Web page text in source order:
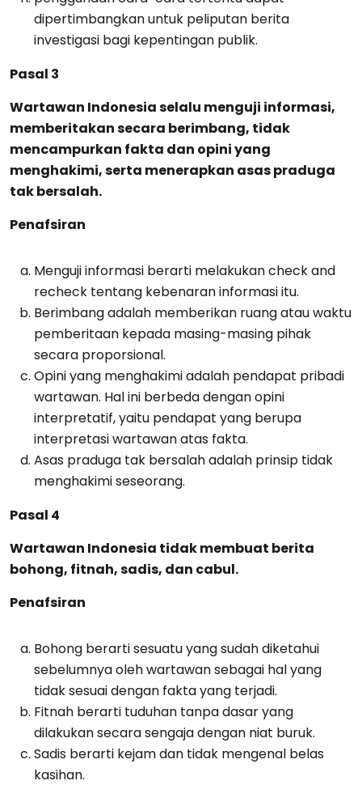
dipertimbangkan untuk peliputan berita
investigasi bagi kepentingan publik.
Pasal 3
Wartawan Indonesia selalu menguji informasi,
memberitakan secara berimbang, tidak
mencampurkan fakta dan opini yang
menghakimi, serta menerapkan asas praduga
tak bersalah.
Penafsiran
Menguji informasi berarti melakukan check and
recheck tentang kebenaran informasi itu.
Berimbang adalah memberikan ruang atau waktu
pemberitaan kepada masing-masing pihak
secara proporsional.
Opini yang menghakimi adalah pendapat pribadi
wartawan. Hal ini berbeda dengan opini
interpretatif, yaitu pendapat yang berupa
interpretasi wartawan atas fakta.
Asas praduga tak bersalah adalah prinsip tidak
menghakimi seseorang.
Pasal 4
Wartawan Indonesia tidak membuat berita
bohong, fitnah, sadis, dan cabul.
Penafsiran
Bohong berarti sesuatu yang sudah diketahui
sebelumnya oleh wartawan sebagai hal yang
tidak sesuai dengan fakta yang terjadi.
Fitnah berarti tuduhan tanpa dasar yang
dilakukan secara sengaja dengan niat buruk.
Sadis berarti kejam dan tidak mengenal belas
kasihan.